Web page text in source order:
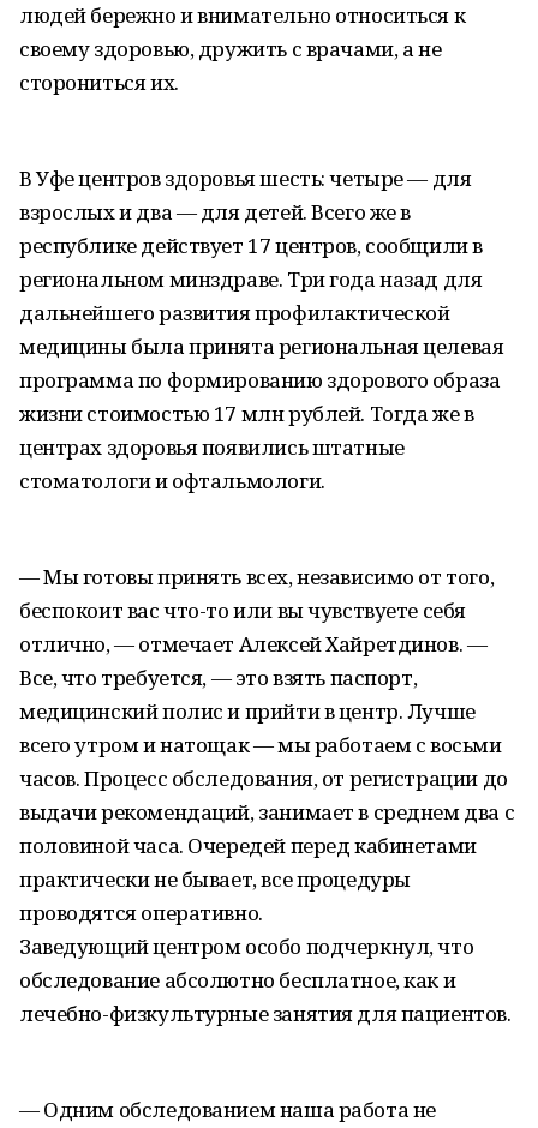
людей бережно и внимательно относиться к
своему здоровью, дружить с врачами, а не
сторониться их.
В Уфе центров здоровья шесть: четыре — для
взрослых и два — для детей. Всего же в
республике действует 17 центров, сообщили в
региональном минздраве. Три года назад для
дальнейшего развития профилактической
медицины была принята региональная целевая
программа по формированию здорового образа
жизни стоимостью 17 млн рублей. Тогда же в
центрах здоровья появились штатные
стоматологи и офтальмологи.
— Мы готовы принять всех, независимо от того,
беспокоит вас что-то или вы чувствуете себя
отлично, — отмечает Алексей Хайретдинов. —
Все, что требуется, — это взять паспорт,
медицинский полис и прийти в центр. Лучше
всего утром и натощак — мы работаем с восьми
часов. Процесс обследования, от регистрации до
выдачи рекомендаций, занимает в среднем два с
половиной часа. Очередей перед кабинетами
практически не бывает, все процедуры
проводятся оперативно.
Заведующий центром особо подчеркнул, что
обследование абсолютно бесплатное, как и
лечебно-физкультурные занятия для пациентов.
— Одним обследованием наша работа не